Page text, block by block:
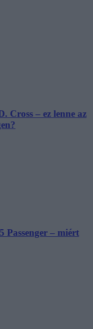
Cross – ez lenne az
Passenger – miért